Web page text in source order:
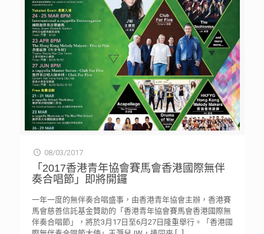
08/03/2017
「2017香港青年協會賽馬會香港國際無伴
奏合唱節」即將開鑼
一年一度的無伴奏合唱盛事，由香港青年協會主辦，香港賽
馬會慈善信託基金贊助的「香港青年協會賽馬會香港國際無
伴奏合唱節」，將於3月17日至6月27日隆重舉行。「香港國